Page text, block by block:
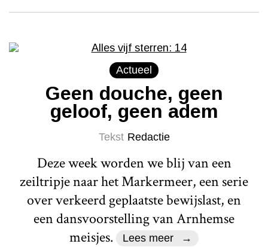
Actueel
Geen douche, geen
geloof, geen adem
Tekst Redactie
Deze week worden we blij van een
zeiltripje naar het Markermeer, een serie
over verkeerd geplaatste bewijslast, en
een dansvoorstelling van Arnhemse
meisjes.
Lees meer